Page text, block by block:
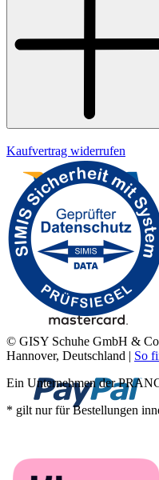
Kaufvertrag widerrufen
© GISY Schuhe GmbH &
Hannover, Deutschland | So
Ein Unternehmen der
* gilt nur für Bestellungen